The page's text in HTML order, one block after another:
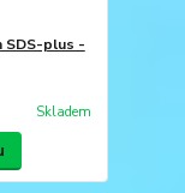
SDS-plus -
Skladem